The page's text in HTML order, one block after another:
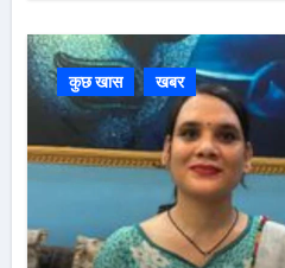
कुछ खास खबर